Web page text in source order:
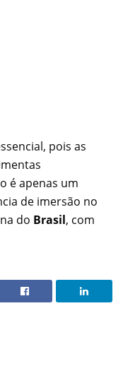
pois as
é apenas um
de imersão no
do Brasil, com